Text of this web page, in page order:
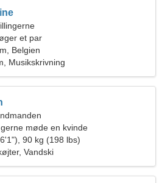
et par
Belgien
Musikskrivning
møde en kvinde
90 kg (198 lbs)
Vandski